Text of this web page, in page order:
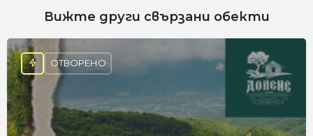
Вижте други свързани обекти
ОТВОРЕНО